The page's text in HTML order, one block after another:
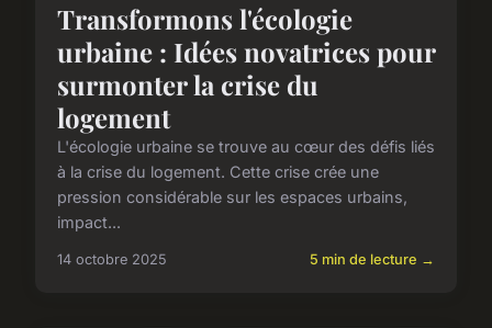
Transformons l'écologie
urbaine : Idées novatrices pour
surmonter la crise du
logement
L'écologie urbaine se trouve au cœur des défis liés
à la crise du logement. Cette crise crée une
pression considérable sur les espaces urbains,
impact...
14 octobre 2025 5 min de lecture →